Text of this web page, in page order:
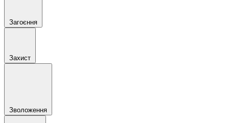
Загоєння
Захист
Зволоження